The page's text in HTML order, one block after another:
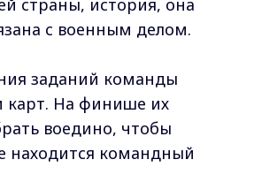
с военным делом.
заданий команды
карт. На финише их
воедино, чтобы
находится командный